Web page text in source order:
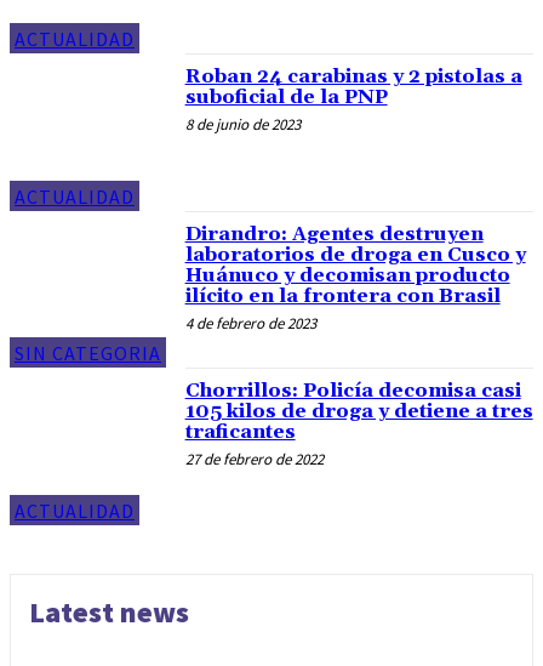
ACTUALIDAD
ACTUALIDAD
Roban 24 carabinas y 2 pistolas a
suboficial de la PNP
8 de junio de 2023
SIN CATEGORIA
Dirandro: Agentes destruyen
laboratorios de droga en Cusco y
Huánuco y decomisan producto
ilícito en la frontera con Brasil
4 de febrero de 2023
ACTUALIDAD
Chorrillos: Policía decomisa casi
105 kilos de droga y detiene a tres
traficantes
27 de febrero de 2022
Latest news